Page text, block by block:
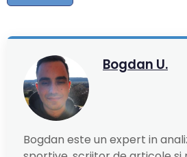
Bogdan U.
Bogdan este un expert in